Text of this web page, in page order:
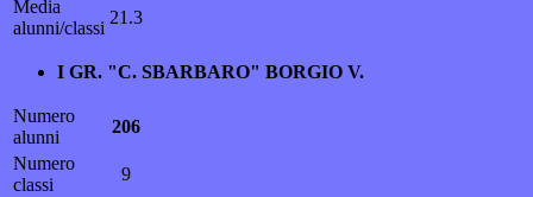
Media
alunni/classi
21.3
I GR. "C. SBARBARO" BORGIO V.
Numero
alunni
206
Numero
classi
9